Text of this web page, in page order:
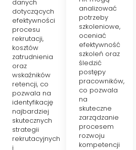
danych
dotyczących
efektywności
procesu
rekrutacji,
kosztów
zatrudnienia
oraz
wskaźników
retencji, co
pozwala na
identyfikację
najbardziej
skutecznych
strategii
rekrutacyjnych
i
analizować
potrzeby
szkoleniowe,
oceniać
efektywność
szkoleń oraz
śledzić
postępy
pracowników,
co pozwala
na
skuteczne
zarządzanie
procesem
rozwoju
kompetencji